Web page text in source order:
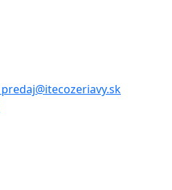
predaj@itecozeriavy.sk